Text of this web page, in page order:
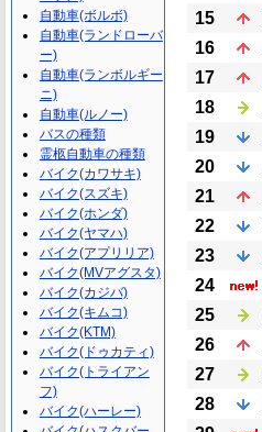
15
16
17
18
19
20
21
22
23
24
25
26
27
28
自動車(ボルボ)
自動車(ランドローバ
ー)
自動車(ランボルギー
ニ)
自動車(ルノー)
バスの種類
霊柩自動車の種類
バイク(カワサキ)
バイク(スズキ)
バイク(ホンダ)
バイク(ヤマハ)
バイク(アプリリア)
バイク(MVアグスタ)
バイク(カジバ)
バイク(キムコ)
バイク(KTM)
バイク(ドゥカティ)
バイク(トライアン
フ)
バイク(ハーレー)